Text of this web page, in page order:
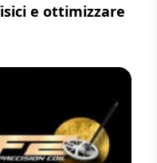
e ottimizzare